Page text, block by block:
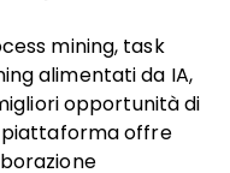
mining, task
alimentati da IA,
opportunità di
piattaforma offre